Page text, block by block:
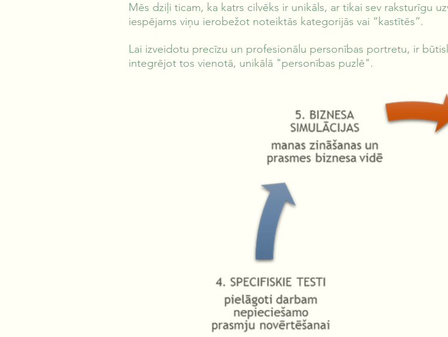
Mēs dziļi ticam, ka katrs cilvēks ir unikāls, ar tikai sev raksturīgu
iespējams viņu ierobežot noteiktās kategorijās vai “kastītēs”.
Lai izveidotu precīzu un profesionālu personības portretu, ir
integrējot tos vienotā, unikālā "personības puzlē".